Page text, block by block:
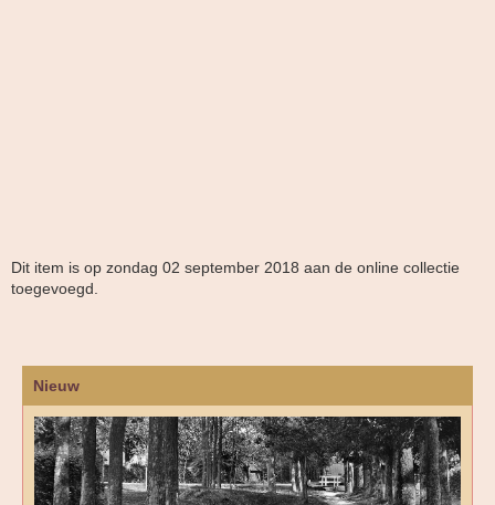
Dit item is op zondag 02 september 2018 aan de online collectie
toegevoegd.
Nieuw